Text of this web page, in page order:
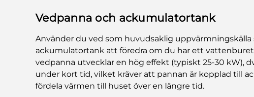
Vedpanna och ackumulatortank
Använder du ved som huvudsaklig uppvärmningskälla
ackumulatortank att föredra om du har ett
vedpanna utvecklar en hög effekt (typiskt 25-30 kW),
under kort tid, vilket kräver att pannan är kopplad till
fördela värmen till huset över en längre tid.